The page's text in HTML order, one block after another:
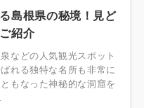
島根県の秘境！見ど
紹介
などの人気観光スポット
れる独特な名所も非常に
もなった神秘的な洞窟を